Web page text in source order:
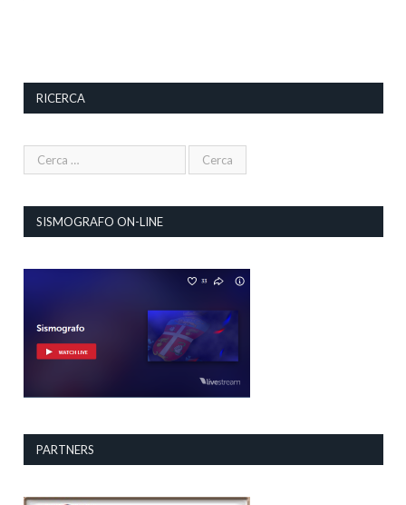
RICERCA
SISMOGRAFO ON-LINE
PARTNERS